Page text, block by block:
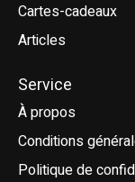
Cartes-cadeaux
Articles
Service
À propos
Conditions
Politique de